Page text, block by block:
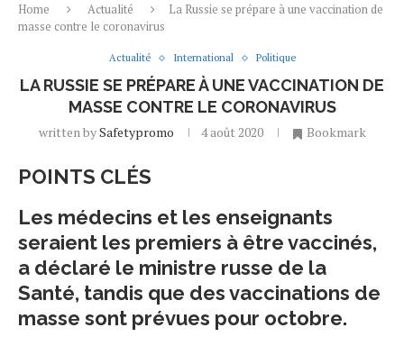
Home Actualité
La Russie se prépare à une vaccination de
masse contre le coronavirus
Actualité International Politique
LA RUSSIE SE PRÉPARE À UNE VACCINATION DE
MASSE CONTRE LE CORONAVIRUS
written bySafetypromo 4 août 2020 Bookmark
POINTS CLÉS
Les médecins et les enseignants
seraient les premiers à être vaccinés,
a déclaré le ministre russe de la
Santé, tandis que des vaccinations de
masse sont prévues pour octobre.